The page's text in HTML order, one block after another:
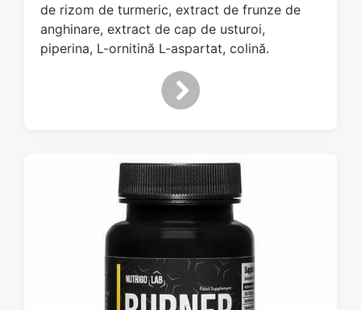
de rizom de turmeric, extract de frunze de
anghinare, extract de cap de usturoi,
piperina, L-ornitină L-aspartat, colină.